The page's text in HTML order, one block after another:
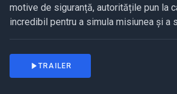
motive de siguranță, autoritățile pun la
incredibil pentru a simula misiunea și a
TRAILER